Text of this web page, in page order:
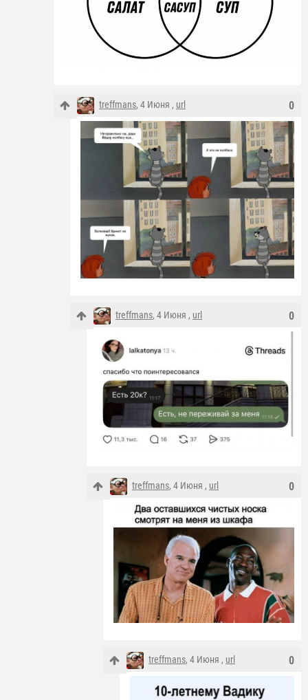
0
treffmans, 4 Июня , url
0
treffmans, 4 Июня , url
0
treffmans, 4 Июня , url
0
treffmans, 4 Июня , url